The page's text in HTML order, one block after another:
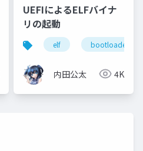
UEFIによるELFバイナ
リの起動
elf bootloader
内田公太 4K